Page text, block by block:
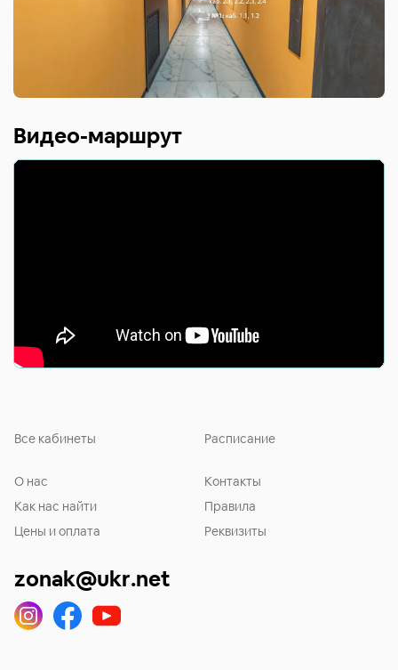
Видео-маршрут
Все кабинеты Расписание
О нас
Контакты
Как нас найти
Правила
Цены и оплата
Реквизиты
zonak@ukr.net